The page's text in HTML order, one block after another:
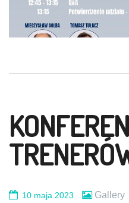
10 maja 2023 Gallery